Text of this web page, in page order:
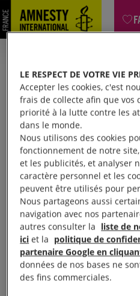
Mon espace
Votre adresse email
LE RESPECT DE VOTRE VIE
Accepter les cookies, c'est
frais de collecte afin que vos
priorité à la lutte contre les
dans le monde.
Nous utilisons des cookies
fonctionnement de notre
et les publicités, et analyser
caractère personnel et les
peuvent être utilisés pour
Nous partageons aussi
navigation avec nos
autres consulter la liste de
ici et la politique de
partenaire Google en
données de nos bases ne
des fins commerciales.